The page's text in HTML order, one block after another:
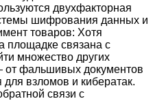
двухфакторная
шифрования данных и
товаров: Хотя
площадке связана с
множество других
от фальшивых документов
взломов и кибератак.
связи с